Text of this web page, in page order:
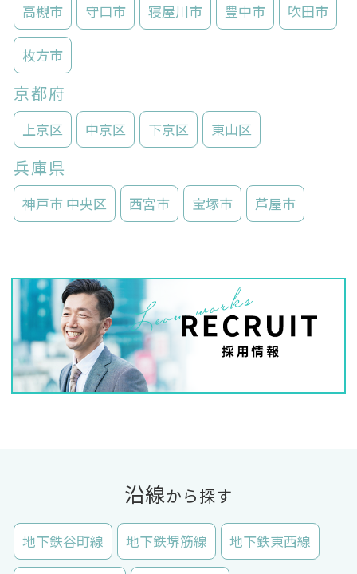
高槻市 守口市 寝屋川市 豊中市 吹田市
枚方市
京都府
上京区 中京区 下京区 東山区
兵庫県
神戸市 中央区 西宮市 宝塚市 芦屋市
沿線から探す
地下鉄谷町線 地下鉄堺筋線 地下鉄東西線